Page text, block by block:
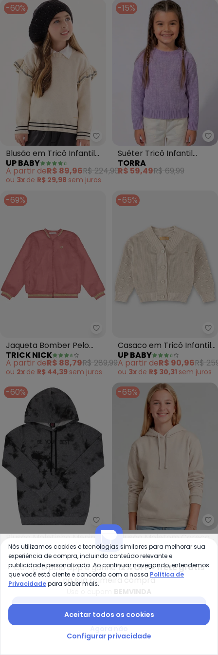
-60%
Up Baby - Blusão em Tricô
Blusão em Tricô Infantil
Menina (Bege)
UP BABY
A partir deR$ 89,96R$ 224,90
ou 3x de R$ 29,98 sem juros
-15%
Suéter Tricô Infantil
Chenille (Lilás)
TORRA
R$ 59,49R$ 69,99
-69%
Trick Nick - Jaqueta Bomber
Jaqueta Bomber Pelo
Safira (Rosa)
TRICK NICK
A partir deR$ 88,79R$ 289,99
ou 2x de R$ 44,39 sem juros
-65%
Casaco em Tricô Infantil
para Meninas (Bege)
UP BABY
A partir deR$ 90,96R$
ou 3x de R$ 30,31 sem juros
-60%
Pulla Bulla - Blusão Moletinho
Blusão Moletinho Menina
(Cinza)
PULLA BULLA
R$ 70,79R$ 176,99
ou2xdeR$ 35,39semjuros
-65%
Blusão Moletom Careca
com Capuz (Bege)
MINTY
R$ 76,99R$ 219,99
ou2xdeR$ 38,49semjuros
-45%
Compre pelo app e ganhe12% OFF + frete grátis
na sua primeira compra
Nós utilizamos cookies e tecnologias similares para melhorar sua
experiência de compra, incluindo conteúdo relevante e
publicidade personalizada. Ao continuar navegando, entendemos
que você está ciente e concorda com a nossa Política de
Privacidadepara saber mais.
Aceitar todos os cookies
Configurar privacidade